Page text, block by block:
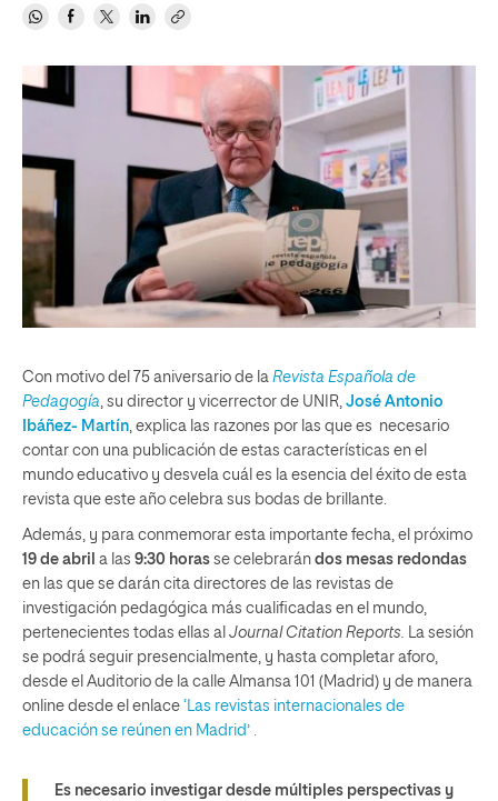
Con motivo del 75 aniversario de la Revista Española de
Pedagogía, su director y vicerrector de UNIR, José Antonio
Ibáñez- Martín, explica las razones por las que es necesario
contar con una publicación de estas características en el
mundo educativo y desvela cuál es la esencia del éxito de esta
revista que este año celebra sus bodas de brillante.
Además, y para conmemorar esta importante fecha, el próximo
19 de abril a las 9:30 horas se celebrarán dos mesas redondas
en las que se darán cita directores de las revistas de
investigación pedagógica más cualificadas en el mundo,
pertenecientes todas ellas al Journal Citation Reports. La sesión
se podrá seguir presencialmente, y hasta completar aforo,
desde el Auditorio de la calle Almansa 101 (Madrid) y de manera
online desde el enlace ‘Las revistas internacionales de
educación se reúnen en Madrid’ .
Es necesario investigar desde múltiples perspectivas y